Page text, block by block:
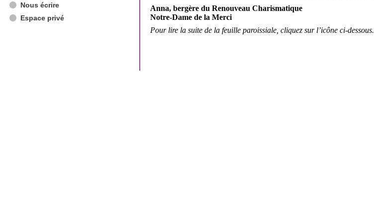
Nous écrire
Espace privé
Anna, bergère du Renouveau Charismatique
Notre-Dame de la Merci
Pour lire la suite de la feuille paroissiale, cliquez sur l’icône ci-dessous.